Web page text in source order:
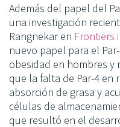
Además del papel del
una investigación
Rangnekar en Frontiers
nuevo papel para el
obesidad en hombres y
que la falta de Par-4 en
absorción de grasa y
células de
que resultó en el